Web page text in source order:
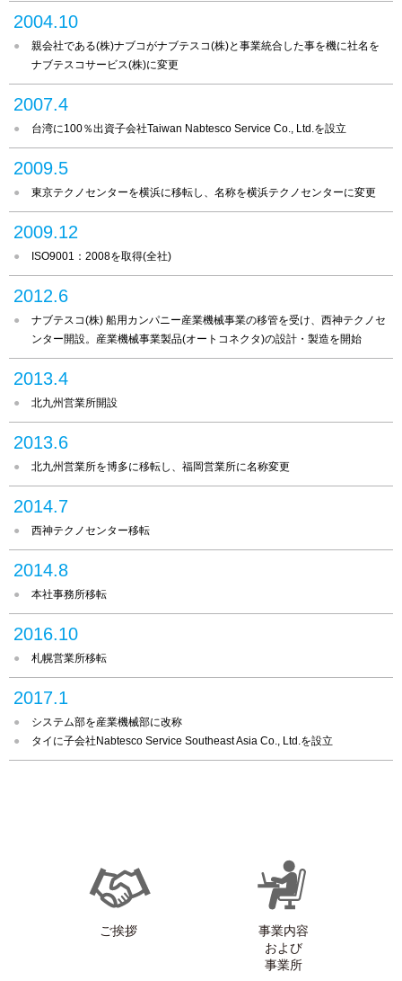
2004.10
親会社である(株)ナブコがナブテスコ(株)と事業統合した事を機に社名を
ナブテスコサービス(株)に変更
2007.4
台湾に100％出資子会社Taiwan Nabtesco Service Co., Ltd.を設立
2009.5
東京テクノセンターを横浜に移転し、名称を横浜テクノセンターに変更
2009.12
ISO9001：2008を取得(全社)
2012.6
ナブテスコ(株) 船用カンパニー産業機械事業の移管を受け、西神テクノセ
ンター開設。産業機械事業製品(オートコネクタ)の設計・製造を開始
2013.4
北九州営業所開設
2013.6
北九州営業所を博多に移転し、福岡営業所に名称変更
2014.7
西神テクノセンター移転
2014.8
本社事務所移転
2016.10
札幌営業所移転
2017.1
システム部を産業機械部に改称
タイに子会社Nabtesco Service Southeast Asia Co., Ltd.を設立
ご挨拶
事業内容
および
事業所